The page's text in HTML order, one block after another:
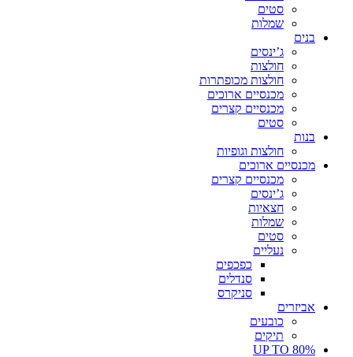
סטים
שמלות
בנים
ג’ינסים
חולצות
חולצות מכופתרות
מכנסיים ארוכים
מכנסיים קצרים
סטים
בנות
חולצות וגופיות
מכנסיים ארוכים
מכנסיים קצרים
ג’ינסים
חצאיות
שמלות
סטים
נעליים
כפכפים
סנדלים
סניקרס
אביזרים
כובעים
תיקים
UP TO 80%